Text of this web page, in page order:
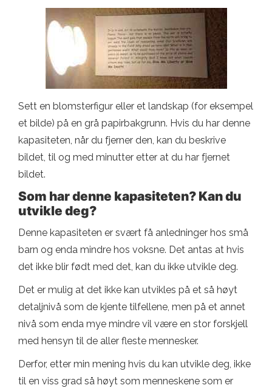
Sett en blomsterfigur eller et landskap (for eksempel
et bilde) på en grå papirbakgrunn. Hvis du har denne
kapasiteten, når du fjerner den, kan du beskrive
bildet, til og med minutter etter at du har fjernet
bildet.
Som har denne kapasiteten? Kan du
utvikle deg?
Denne kapasiteten er svært få anledninger hos små
barn og enda mindre hos voksne. Det antas at hvis
det ikke blir født med det, kan du ikke utvikle deg.
Det er mulig at det ikke kan utvikles på et så høyt
detaljnivå som de kjente tilfellene, men på et annet
nivå som enda mye mindre vil være en stor forskjell
med hensyn til de aller fleste mennesker.
Derfor, etter min mening hvis du kan utvikle deg, ikke
til en viss grad så høyt som menneskene som er